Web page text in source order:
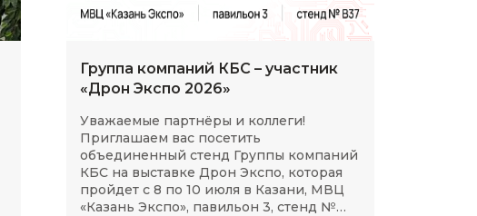
Группа компаний КБС – участник
«Дрон Экспо 2026»
Уважаемые партнёры и коллеги!
Приглашаем вас посетить
объединенный стенд Группы компаний
КБС на выставке Дрон Экспо, которая
пройдет с 8 по 10 июля в Казани, МВЦ
«Казань Экспо», павильон 3, стенд №